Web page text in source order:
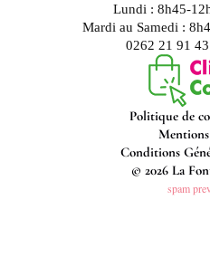
Lundi : 8h45-
Mardi au Samedi :
0262 21 91
Politique de
Mentions
Conditions
© 2026 La
spam